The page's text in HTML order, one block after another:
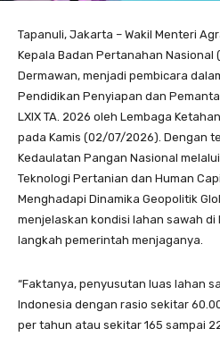
Tapanuli, Jakarta – Wakil Menteri
Kepala Badan Pertanahan Nasional
Dermawan, menjadi pembicara
Pendidikan Penyiapan dan
LXIX TA. 2026 oleh Lembaga
pada Kamis (02/07/2026). Dengan
Kedaulatan Pangan Nasional
Teknologi Pertanian dan Human
Menghadapi Dinamika Geopolitik
menjelaskan kondisi lahan sawah
langkah pemerintah menjaganya.
“Faktanya, penyusutan luas lahan
Indonesia dengan rasio sekitar
per tahun atau sekitar 165 sampai